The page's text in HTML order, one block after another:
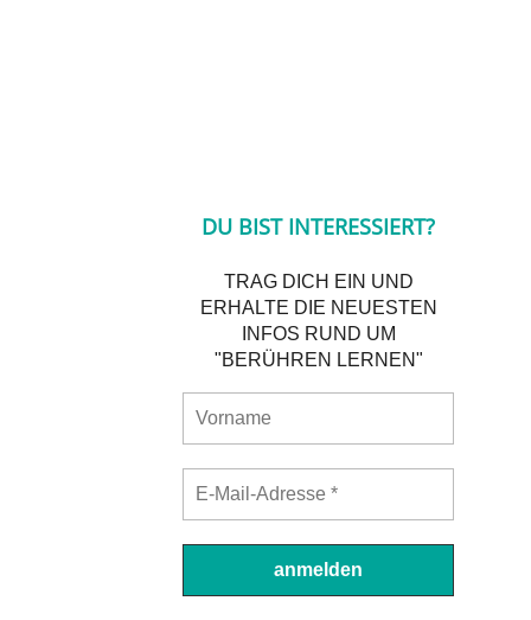
DU BIST INTERESSIERT?
TRAG DICH EIN UND
ERHALTE DIE NEUESTEN
INFOS RUND UM
"BERÜHREN LERNEN"